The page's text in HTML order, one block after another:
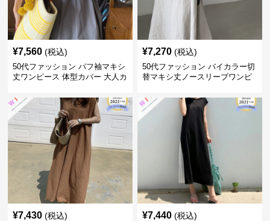
¥7,560 (税込)
50代ファッション パフ袖マキシ
丈ワンピース 体型カバー 大人カ
¥7,270 (税込)
50代ファッション バイカラー切
替マキシ丈ノースリーブワンピ
¥7,430 (税込) ¥7,440 (税込)